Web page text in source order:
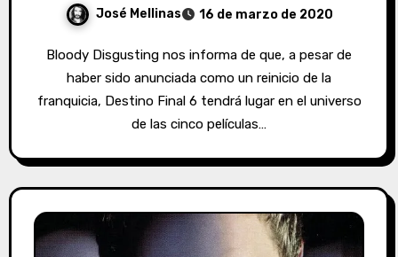
José Mellinas 16 de marzo de 2020
Bloody Disgusting nos informa de que, a pesar de
haber sido anunciada como un reinicio de la
franquicia, Destino Final 6 tendrá lugar en el universo
de las cinco películas…